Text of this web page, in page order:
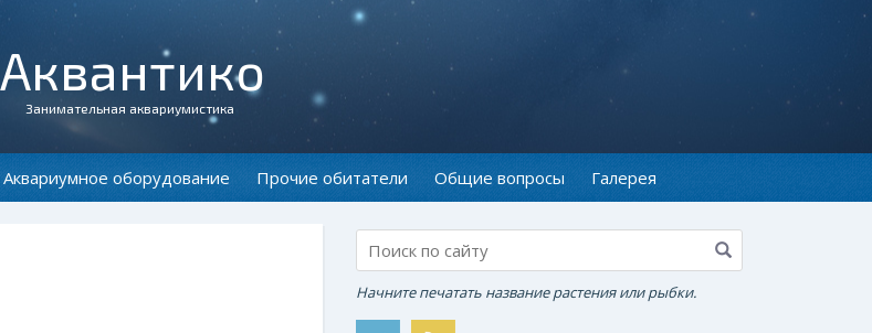
Аквантико
Занимательная аквариумистика
Аквариумное оборудование Прочие обитатели Общие вопросы Галерея
Начните печатать название растения или рыбки.